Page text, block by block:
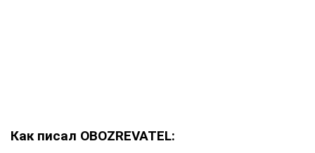
Как писал OBOZREVATEL: